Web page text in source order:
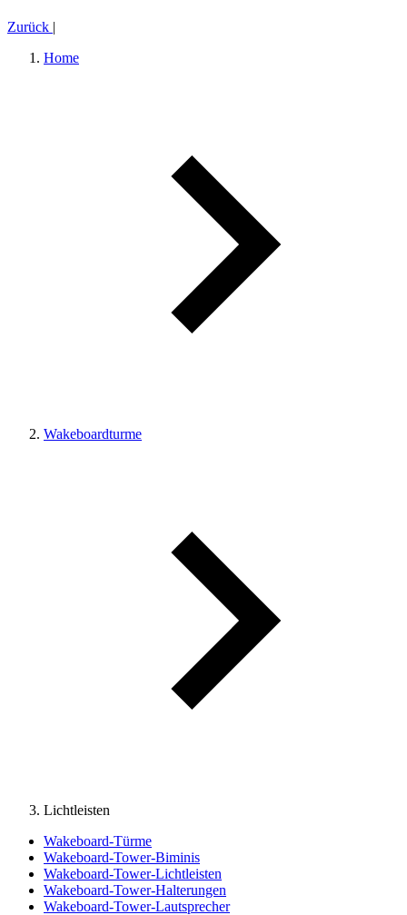
Zurück |
Home
Wakeboardturme
Lichtleisten
Wakeboard-Türme
Wakeboard-Tower-Biminis
Wakeboard-Tower-Lichtleisten
Wakeboard-Tower-Halterungen
Wakeboard-Tower-Lautsprecher